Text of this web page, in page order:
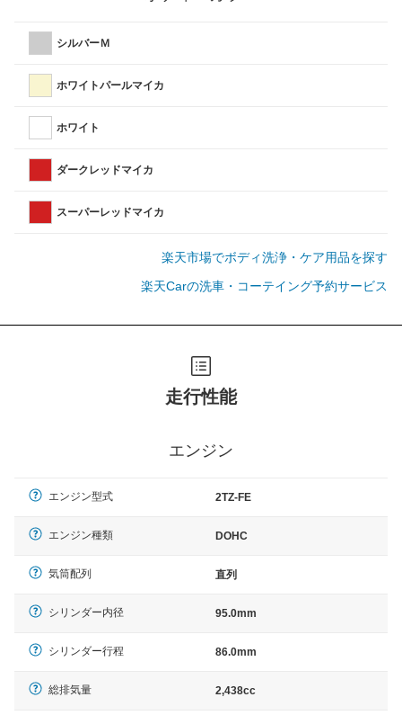
シルバーＭ
ホワイトパールマイカ
ホワイト
ダークレッドマイカ
スーパーレッドマイカ
楽天市場でボディ洗浄・ケア用品を探す
楽天Carの洗車・コーテイング予約サービス
走行性能
エンジン
エンジン型式 2TZ-FE
エンジン種類 DOHC
気筒配列 直列
シリンダー内径 95.0mm
シリンダー行程 86.0mm
総排気量 2,438cc